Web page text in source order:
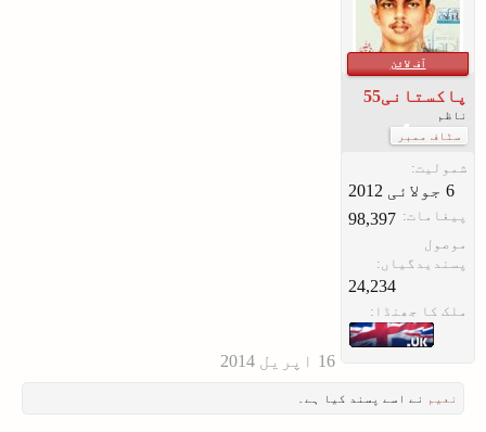
آف لائن
پاکستانی55
ناظم
سٹاف ممبر
شمولیت:
پیغامات: 98,397
موصول
پسندیدگیاں:
24,234
ملک کا جھنڈا:
نعیم نے اسے پسند کیا ہے۔